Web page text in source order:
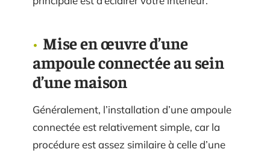
Mise en œuvre d’une
ampoule connectée au sein
d’une maison
Généralement, l’installation d’une ampoule
connectée est relativement simple, car la
procédure est assez similaire à celle d’une